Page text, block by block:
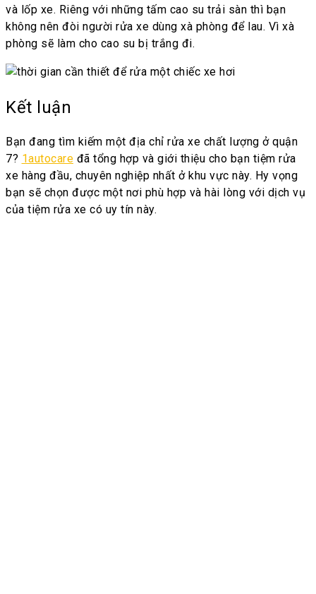
và lốp xe. Riêng với những tấm cao su trải sàn thì bạn
không nên đòi người rửa xe dùng xà phòng để lau. Vì xà
phòng sẽ làm cho cao su bị trắng đi.
Kết luận
Bạn đang tìm kiếm một địa chỉ rửa xe chất lượng ở quận
7? 1autocare đã tổng hợp và giới thiệu cho bạn tiệm rửa
xe hàng đầu, chuyên nghiệp nhất ở khu vực này. Hy vọng
bạn sẽ chọn được một nơi phù hợp và hài lòng với dịch vụ
của tiệm rửa xe có uy tín này.